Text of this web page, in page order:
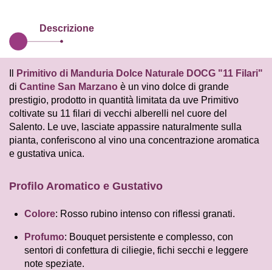
Descrizione
Primitivo di Manduria Dolce Naturale DOCG "11 Filari"
di Cantine San Marzano è un vino dolce di grande
prestigio, prodotto in quantità limitata da uve Primitivo
coltivate su 11 filari di vecchi alberelli nel cuore del
Salento. Le uve, lasciate appassire naturalmente sulla
pianta, conferiscono al vino una concentrazione aromatica
e gustativa unica.
Profilo Aromatico e Gustativo
Colore: Rosso rubino intenso con riflessi granati.
Profumo: Bouquet persistente e complesso, con
sentori di confettura di ciliegie, fichi secchi e leggere
note speziate.